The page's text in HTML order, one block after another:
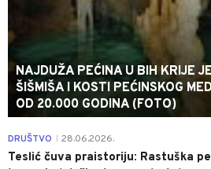
NAJDUŽA PEĆINA U BIH KRIJE
ŠIŠMIŠA I KOSTI PEĆINSKOG
OD 20.000 GODINA (FOTO)
DRUŠTVO 28.06.2026.
Teslić čuva praistoriju: Rastuška